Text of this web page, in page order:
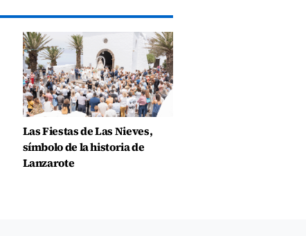
Las Fiestas de Las Nieves,
símbolo de la historia de
Lanzarote